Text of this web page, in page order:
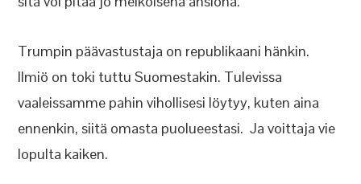
Trumpin päävastustaja on republikaani hänkin.
Ilmiö on toki tuttu Suomestakin. Tulevissa
vaaleissamme pahin vihollisesi löytyy, kuten aina
ennenkin, siitä omasta puolueestasi. Ja voittaja vie
lopulta kaiken.